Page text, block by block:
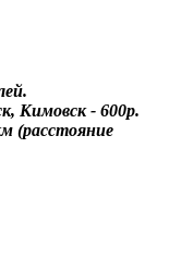
Кимовск - 600р.
(расстояние